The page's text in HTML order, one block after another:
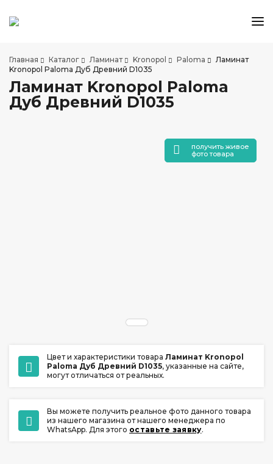
АКЦИИ И СКИДКИ
О КОМПАНИИ
НАШИ МАГАЗИНЫ
Главная Каталог Ламинат Kronopol Paloma
Ламинат
Kronopol Paloma Дуб Древний D1035
Ламинат Kronopol Paloma
Дуб Древний D1035
получить живое
фото товара
Цвет и характеристики товара Ламинат Kronopol
Paloma Дуб Древний D1035, указанные на сайте,
могут отличаться от реальных.
Вы можете получить реальное фото данного товара
из нашего магазина от нашего менеджера по
WhatsApp. Для этого оставьте заявку.